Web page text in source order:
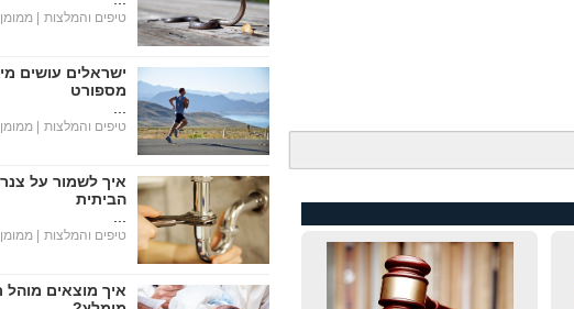
טיפים והמלצות | ממומן
ישראלים עושים
מספורט
טיפים והמלצות | ממומן
איך לשמור על
הביתית
טיפים והמלצות | ממומן
איך מוצאים מוהל